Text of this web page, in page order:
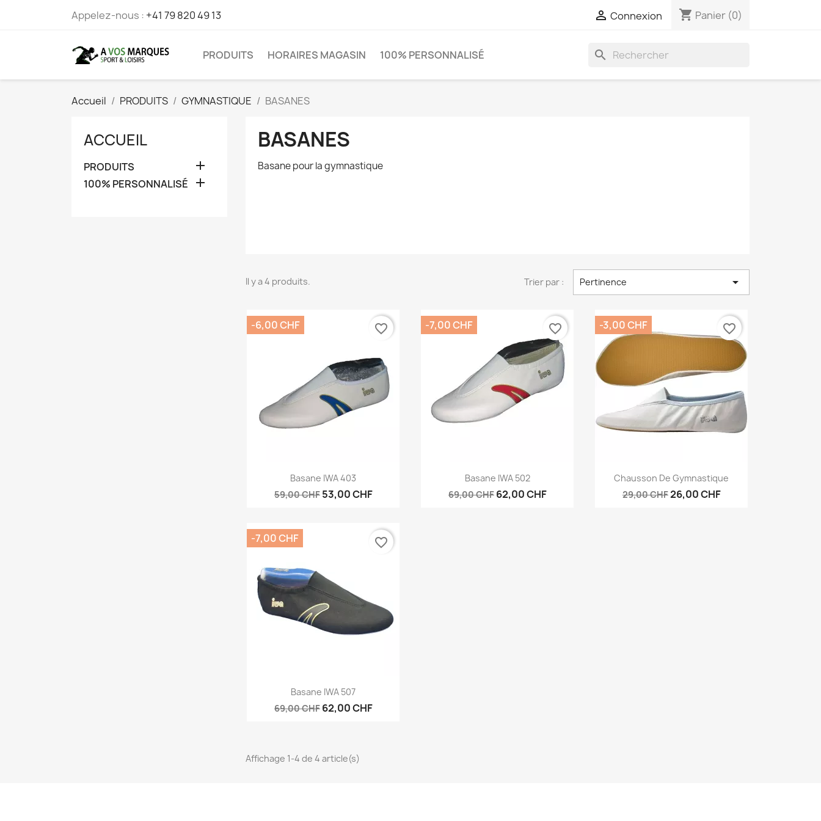
Appelez-nous : +41 79 820 49 13  Connexion shopping_cart Panier (0)
PRODUITS HORAIRES MAGASIN 100% PERSONNALISÉ search
Accueil PRODUITS GYMNASTIQUE BASANES
ACCUEIL
PRODUITS 
100% PERSONNALISÉ 
BASANES
Basane pour la gymnastique
Il y a 4 produits. Trier par : Pertinence 
Aperçu rapide
Basane IWA 403
59,00 CHF 53,00 CHF
-6,00 CHF favorite_border
Aperçu rapide
Basane IWA 502
69,00 CHF 62,00 CHF
-7,00 CHF favorite_border
Aperçu rapide
Chausson De Gymnastique
29,00 CHF26,00 CHF
-3,00 CHF favorite_border
Aperçu rapide
Basane IWA 507
69,00 CHF 62,00 CHF
-7,00 CHF favorite_border
Affichage 1-4 de 4 article(s)